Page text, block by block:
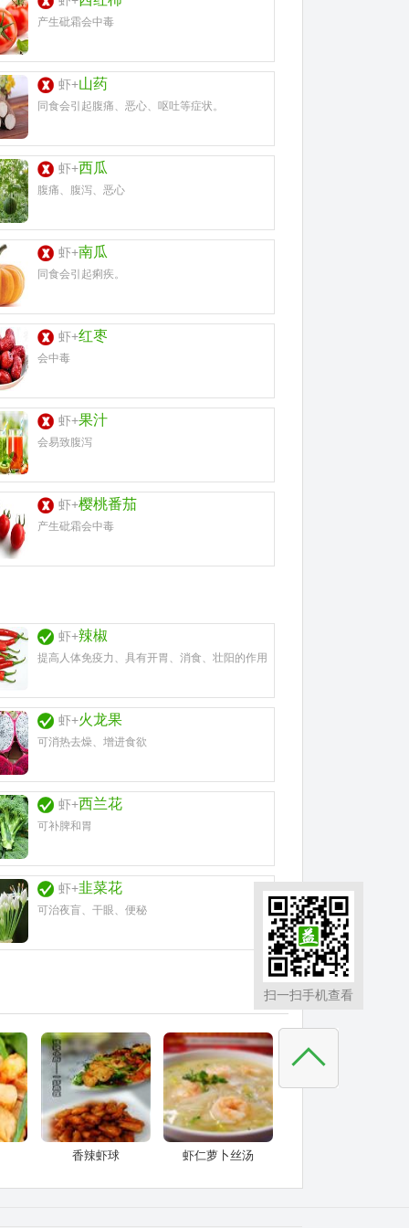
产生砒霜会中毒
虾+山药
同食会引起腹痛、恶心、呕吐等症状。
虾+西瓜
腹痛、腹泻、恶心
虾+南瓜
同食会引起痢疾。
虾+红枣
会中毒
虾+果汁
会易致腹泻
虾+樱桃番茄
产生砒霜会中毒
虾+辣椒
提高人体免疫力、具有开胃、消食、壮阳的作用
虾+火龙果
可消热去燥、增进食欲
虾+西兰花
可补脾和胃
虾+韭菜花
可治夜盲、干眼、便秘
香辣虾球 虾仁萝卜丝汤
扫一扫手机查看